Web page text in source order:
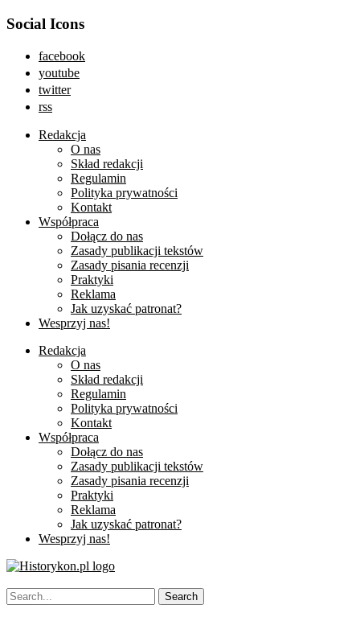
Social Icons
facebook
youtube
twitter
rss
Redakcja
O nas
Skład redakcji
Regulamin
Polityka prywatności
Kontakt
Współpraca
Dołącz do nas
Zasady publikacji tekstów
Zasady pisania recenzji
Praktyki
Reklama
Jak uzyskać patronat?
Wesprzyj nas!
Redakcja
O nas
Skład redakcji
Regulamin
Polityka prywatności
Kontakt
Współpraca
Dołącz do nas
Zasady publikacji tekstów
Zasady pisania recenzji
Praktyki
Reklama
Jak uzyskać patronat?
Wesprzyj nas!